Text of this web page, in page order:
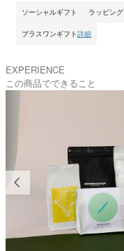
ソーシャルギフト ラッピング
プラスワンギフト詳細
EXPERIENCE
この商品でできること